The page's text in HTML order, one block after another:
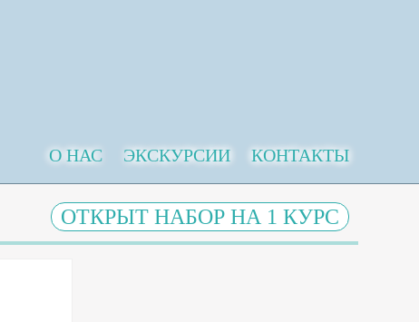
ОТКРЫТ НАБОР НА 1 КУРС
О НАС ЭКСКУРСИИ КОНТАКТЫ